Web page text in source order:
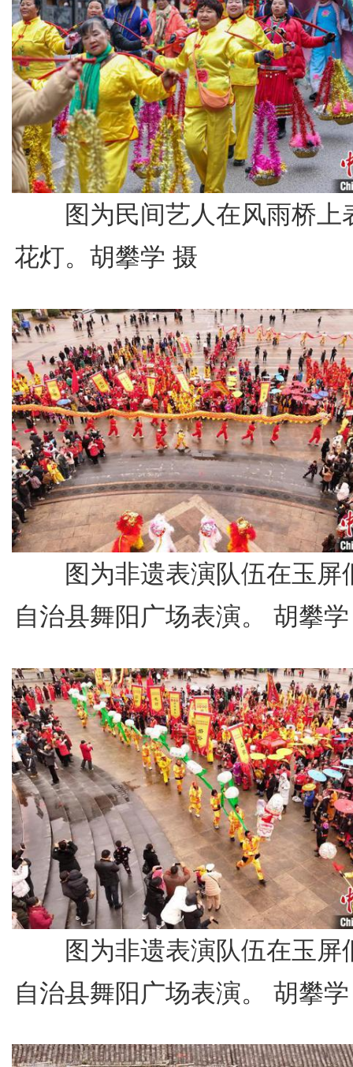
图为民间艺人在风雨桥上
花灯。胡攀学 摄
图为非遗表演队伍在玉屏
自治县舞阳广场表演。 胡攀
图为非遗表演队伍在玉屏
自治县舞阳广场表演。 胡攀